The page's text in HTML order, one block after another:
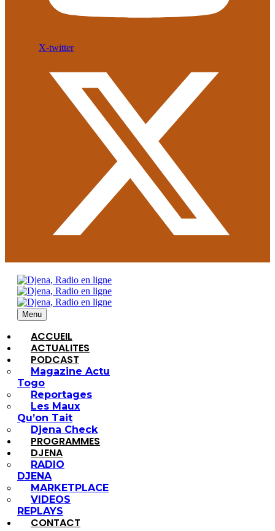
X-twitter
Menu
ACCUEIL
ACTUALITES
PODCAST
Magazine Actu
Togo
Reportages
Les Maux
Qu’on Tait
Djena Check
PROGRAMMES
DJENA
RADIO
DJENA
MARKETPLACE
VIDEOS
REPLAYS
CONTACT